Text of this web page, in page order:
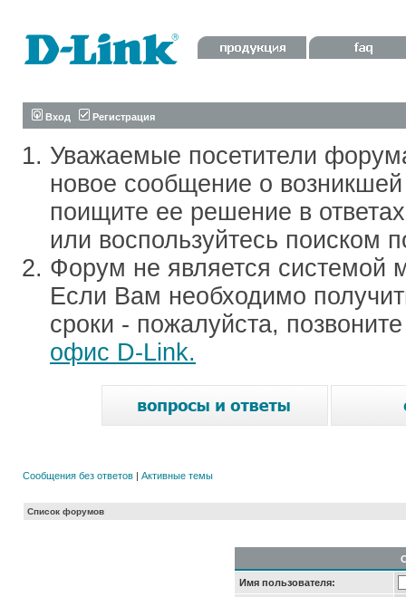
Вход Регистрация
Уважаемые посетители
новое сообщение о
поищите ее решение в
или воспользуйтесь поиском
Форум не является системой
Если Вам необходимо
сроки - пожалуйста,
офис D-Link.
Сообщения без ответов | Активные темы
Список форумов
Имя пользователя: